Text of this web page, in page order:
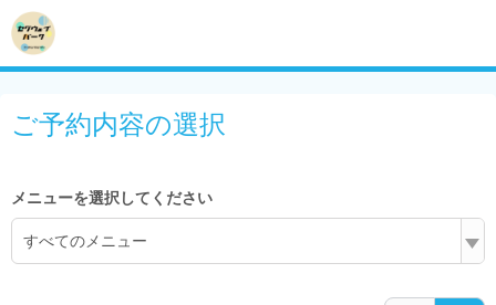
ご予約内容の選択
メニューを選択してください
すべてのメニュー
6:00